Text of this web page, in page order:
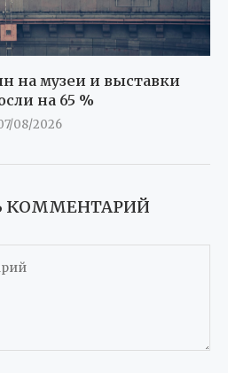
на музеи и выставки
на 65 %
08/2026
КОММЕНТАРИЙ